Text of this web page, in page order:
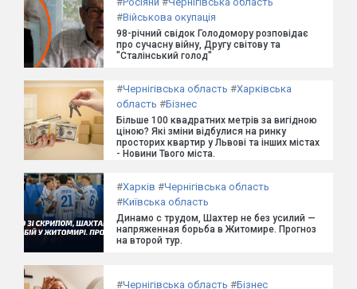
#Військова окупація
98-річний свідок Голодомору розповідає
про сучасну війну, Другу світову та
"Сталінський голод"
#Чернігівська область #Харківська
область #Бізнес
Більше 100 квадратних метрів за вигідною
ціною? Які зміни відбулися на ринку
просторих квартир у Львові та інших містах
- Новини Твого міста.
#Харків #Чернігівська область
#Київська область
Динамо с трудом, Шахтер не без усилий —
напряженная борьба в Житомире. Прогноз
на второй тур.
#Чернігівська область #Бізнес